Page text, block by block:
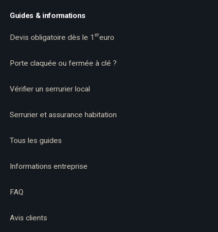
Guides & informations
Devis obligatoire dès le 1 ereuro
Porte claquée ou fermée à clé ?
Vérifier un serrurier local
Serrurier et assurance habitation
Tous les guides
Informations entreprise
FAQ
Avis clients